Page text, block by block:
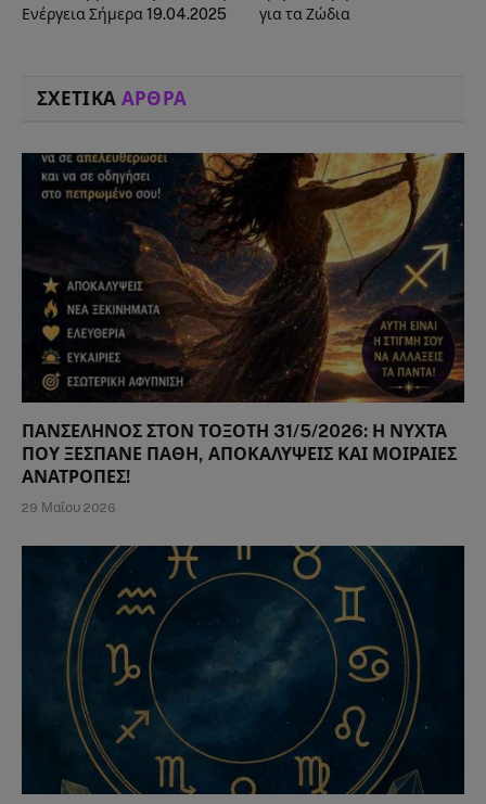
Ενέργεια Σήμερα 19.04.2025
για τα Ζώδια
ΣΧΕΤΙΚΑ ΑΡΘΡΑ
ΠΑΝΣΕΛΗΝΟΣ ΣΤΟΝ ΤΟΞΟΤΗ 31/5/2026: Η ΝΥΧΤΑ
ΠΟΥ ΞΕΣΠΑΝΕ ΠΑΘΗ, ΑΠΟΚΑΛΥΨΕΙΣ ΚΑΙ ΜΟΙΡΑΙΕΣ
ΑΝΑΤΡΟΠΕΣ!
29 Μαΐου 2026